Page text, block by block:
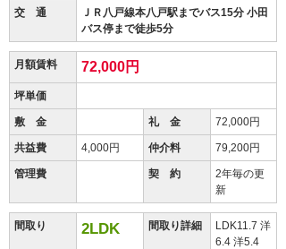
交 通
ＪＲ八戸線本八戸駅までバス15分 小田
バス停まで徒歩5分
月額賃料 72,000円
坪単価
敷 金 礼 金 72,000円
共益費 4,000円 仲介料 79,200円
管理費 契 約
2年毎の更
新
間取り 2LDK 間取り詳細
LDK11.7 洋
6.4 洋5.4